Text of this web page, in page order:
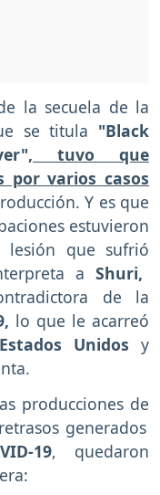
la secuela de la
se titula "Black
tuvo que
por varios casos
Y es que
estuvieron
lesión que sufrió
a Shuri,
de la
lo que le acarreó
Estados Unidos y
producciones de
generados
19, quedaron